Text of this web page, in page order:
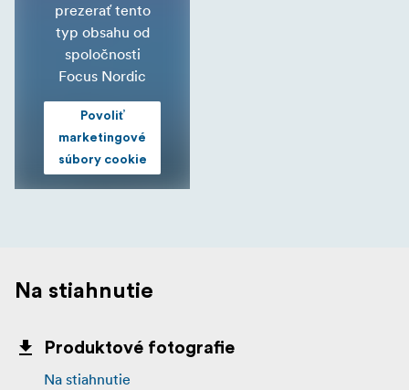
prezerať tento
typ obsahu od
spoločnosti
Focus Nordic
Povoliť
marketingové
súbory cookie
Na stiahnutie
Produktové fotografie
Na stiahnutie